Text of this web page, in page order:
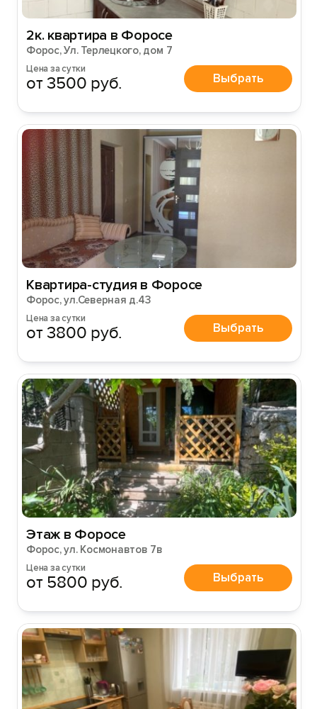
2к. квартира в Форосе
Форос, Ул. Терлецкого, дом 7
Цена за сутки
от 3500 руб. Выбрать
Квартира-студия в Форосе
Форос, ул.Северная д.43
Цена за сутки
от 3800 руб. Выбрать
Этаж в Форосе
Форос, ул. Космонавтов 7в
Цена за сутки
от 5800 руб. Выбрать